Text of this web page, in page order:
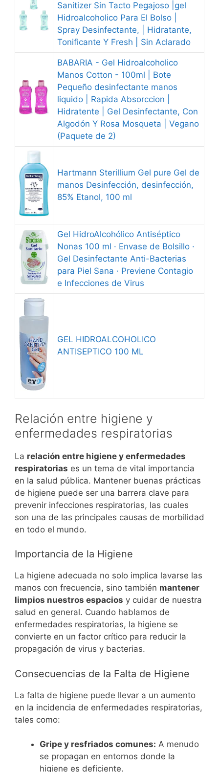
Sanitizer Sin Tacto Pegajoso |gel
Hidroalcoholico Para El Bolso |
Spray Desinfectante, | Hidratante,
Tonificante Y Fresh | Sin Aclarado
BABARIA - Gel Hidroalcoholico
Manos Cotton - 100ml | Bote
Pequeño desinfectante manos
liquido | Rapida Absorccion |
Hidratente | Gel Desinfectante, Con
Algodón Y Rosa Mosqueta | Vegano
(Paquete de 2)
Hartmann Sterillium Gel pure Gel de
manos Desinfección, desinfección,
85% Etanol, 100 ml
Gel HidroAlcohólico Antiséptico
Nonas 100 ml · Envase de Bolsillo ·
Gel Desinfectante Anti-Bacterias
para Piel Sana · Previene Contagio
e Infecciones de Virus
GEL HIDROALCOHOLICO
ANTISEPTICO 100 ML
Relación entre higiene y
enfermedades respiratorias
La relación entre higiene y enfermedades
respiratorias es un tema de vital importancia
en la salud pública. Mantener buenas prácticas
de higiene puede ser una barrera clave para
prevenir infecciones respiratorias, las cuales
son una de las principales causas de morbilidad
en todo el mundo.
Importancia de la Higiene
La higiene adecuada no solo implica lavarse las
manos con frecuencia, sino también mantener
limpios nuestros espacios y cuidar de nuestra
salud en general. Cuando hablamos de
enfermedades respiratorias, la higiene se
convierte en un factor crítico para reducir la
propagación de virus y bacterias.
Consecuencias de la Falta de Higiene
La falta de higiene puede llevar a un aumento
en la incidencia de enfermedades respiratorias,
tales como:
Gripe y resfriados comunes: A menudo
se propagan en entornos donde la
higiene es deficiente.